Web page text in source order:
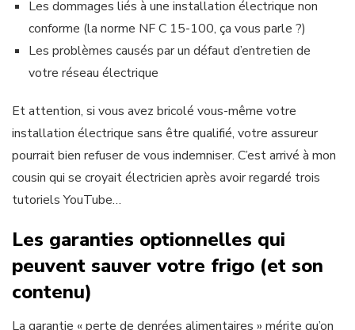
Les dommages liés à une installation électrique non
conforme (la norme NF C 15-100, ça vous parle ?)
Les problèmes causés par un défaut d’entretien de
votre réseau électrique
Et attention, si vous avez bricolé vous-même votre
installation électrique sans être qualifié, votre assureur
pourrait bien refuser de vous indemniser. C’est arrivé à mon
cousin qui se croyait électricien après avoir regardé trois
tutoriels YouTube…
Les garanties optionnelles qui
peuvent sauver votre frigo (et son
contenu)
La garantie « perte de denrées alimentaires » mérite qu’on